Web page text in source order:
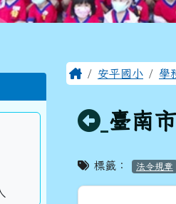
主內容區
Home安平國小 學
回上頁
臺南
標籤： 法令規章